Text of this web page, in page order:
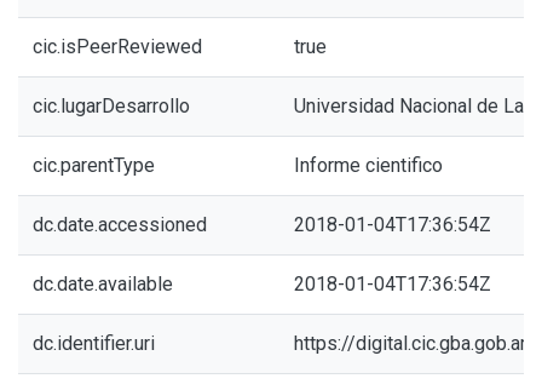
cic.isPeerReviewed true
cic.lugarDesarrollo Universidad Nacional de La
cic.parentType Informe cientifico
dc.date.accessioned 2018-01-04T17:36:54Z
dc.date.available 2018-01-04T17:36:54Z
dc.identifier.uri https://